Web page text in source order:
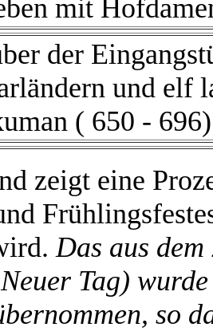
mit
der
und elf
( 650 -
zeigt eine
Das aus
Tag)
so